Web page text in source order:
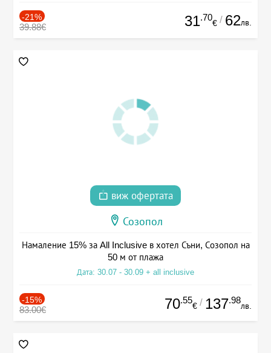
-21%
39.88€ 31.70
€ / 62лв.
виж офертата
Созопол
Намаление 15% за All Inclusive в хотел Съни, Созопол на
50 м от плажа
Дата: 30.07 - 30.09 + all inclusive
-15%
83.00€ 70.55
€ / 137.98
лв.